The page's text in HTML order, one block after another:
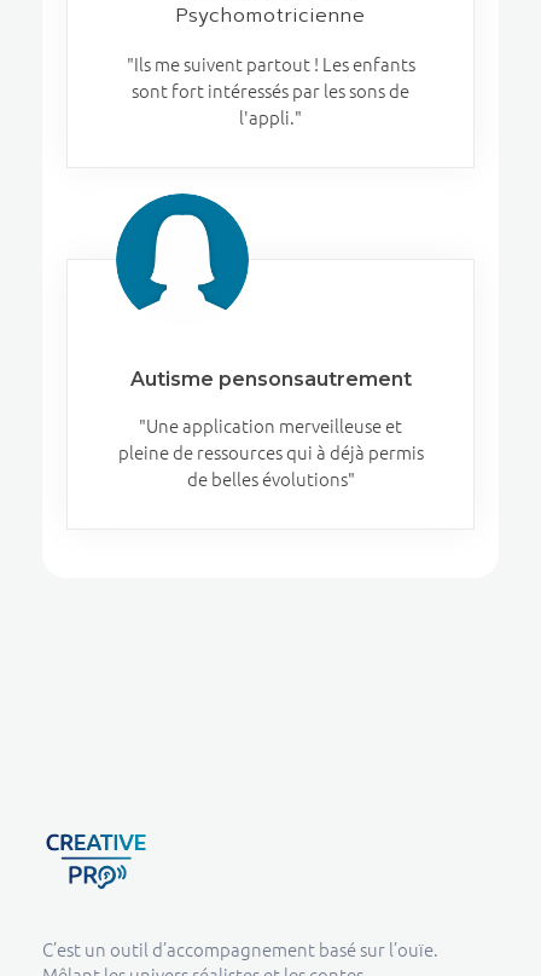
Psychomotricienne
"Ils me suivent partout ! Les enfants
sont fort intéressés par les sons de
l'appli."
Autisme pensonsautrement
"Une application merveilleuse et
pleine de ressources qui à déjà permis
de belles évolutions"
C’est un outil d’accompagnement basé sur l’ouïe.